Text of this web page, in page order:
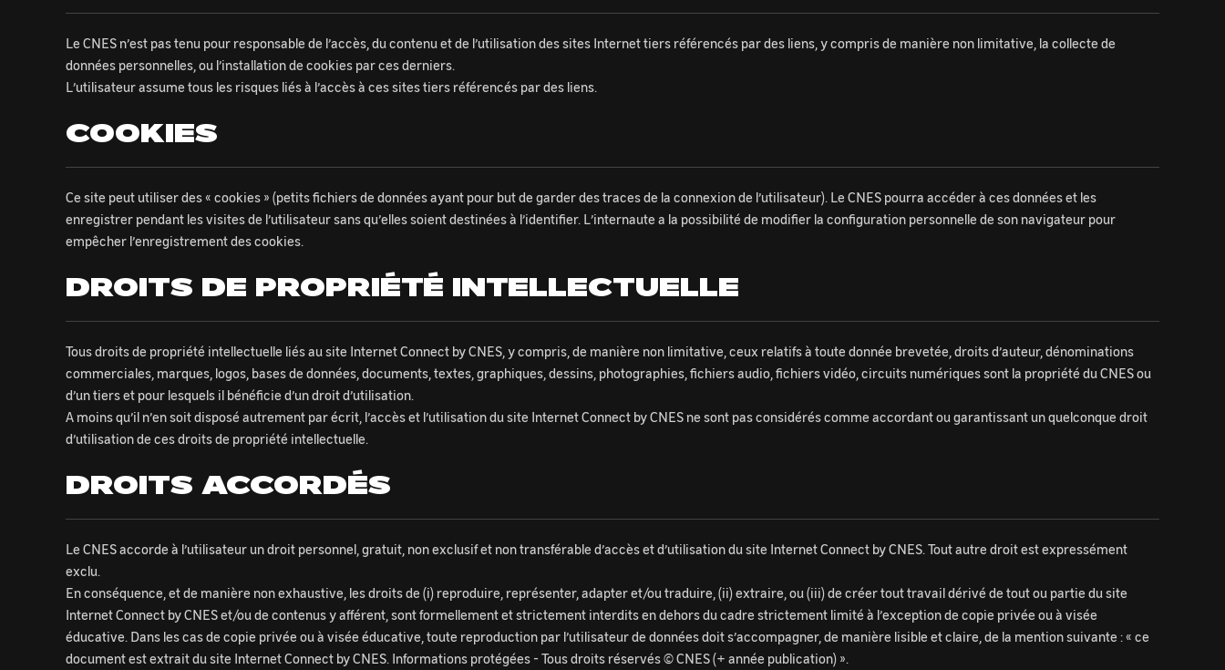
Le CNES n’est pas tenu pour responsable de l’accès, du contenu et de l’utilisation des sites Internet tiers référencés par des liens, y compris de manière non limitative, la collecte de
données personnelles, ou l’installation de cookies par ces derniers.
L’utilisateur assume tous les risques liés à l’accès à ces sites tiers référencés par des liens.
COOKIES
Ce site peut utiliser des « cookies » (petits fichiers de données ayant pour but de garder des traces de la connexion de l’utilisateur). Le CNES pourra accéder à ces données et les
enregistrer pendant les visites de l’utilisateur sans qu’elles soient destinées à l’identifier. L’internaute a la possibilité de modifier la configuration personnelle de son navigateur pour
empêcher l’enregistrement des cookies.
DROITS DE PROPRIÉTÉ INTELLECTUELLE
Tous droits de propriété intellectuelle liés au site Internet Connect by CNES, y compris, de manière non limitative, ceux relatifs à toute donnée brevetée, droits d’auteur, dénominations
commerciales, marques, logos, bases de données, documents, textes, graphiques, dessins, photographies, fichiers audio, fichiers vidéo, circuits numériques sont la propriété du CNES ou
d’un tiers et pour lesquels il bénéficie d’un droit d’utilisation.
A moins qu’il n’en soit disposé autrement par écrit, l’accès et l’utilisation du site Internet Connect by CNES ne sont pas considérés comme accordant ou garantissant un quelconque droit
d’utilisation de ces droits de propriété intellectuelle.
DROITS ACCORDÉS
Le CNES accorde à l’utilisateur un droit personnel, gratuit, non exclusif et non transférable d’accès et d’utilisation du site Internet Connect by CNES. Tout autre droit est expressément
exclu.
En conséquence, et de manière non exhaustive, les droits de (i) reproduire, représenter, adapter et/ou traduire, (ii) extraire, ou (iii) de créer tout travail dérivé de tout ou partie du site
Internet Connect by CNES et/ou de contenus y afférent, sont formellement et strictement interdits en dehors du cadre strictement limité à l’exception de copie privée ou à visée
éducative. Dans les cas de copie privée ou à visée éducative, toute reproduction par l’utilisateur de données doit s’accompagner, de manière lisible et claire, de la mention suivante : « ce
document est extrait du site Internet Connect by CNES. Informations protégées - Tous droits réservés © CNES (+ année publication) ».